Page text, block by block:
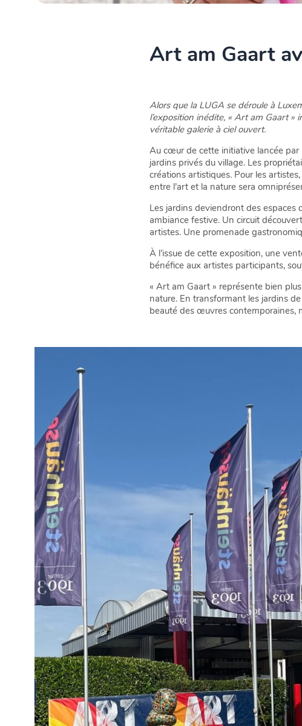
Art am Gaart
Alors que la LUGA se déroule à
l’exposition inédite, « Art am Gaart
véritable galerie à ciel ouvert.
Au cœur de cette initiative lancée par
jardins privés du village. Les
créations artistiques. Pour les
entre l’art et la nature sera
Les jardins deviendront des espaces
ambiance festive. Un circuit
artistes. Une promenade
À l’issue de cette exposition, une
bénéfice aux artistes participants,
« Art am Gaart » représente bien
nature. En transformant les jardins
beauté des œuvres contemporaines,